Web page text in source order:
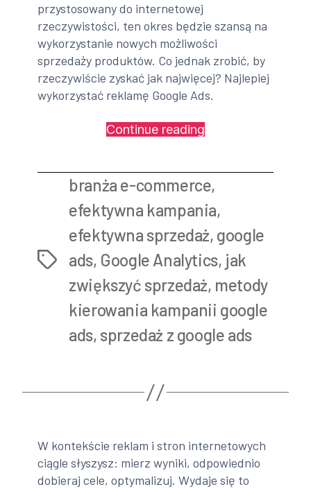
przystosowany do internetowej
rzeczywistości, ten okres będzie szansą na
wykorzystanie nowych możliwości
sprzedaży produktów. Co jednak zrobić, by
rzeczywiście zyskać jak najwięcej? Najlepiej
wykorzystać reklamę Google Ads.
Continue reading
teraz
online.
Wykorzystaj
to
z
Google
Ads!”
Tags
branża e-commerce,
efektywna kampania,
efektywna sprzedaż, google
ads, Google Analytics, jak
zwiększyć sprzedaż, metody
kierowania kampanii google
ads, sprzedaż z google ads
W kontekście reklam i stron internetowych
ciągle słyszysz: mierz wyniki, odpowiednio
dobieraj cele, optymalizuj. Wydaje się to